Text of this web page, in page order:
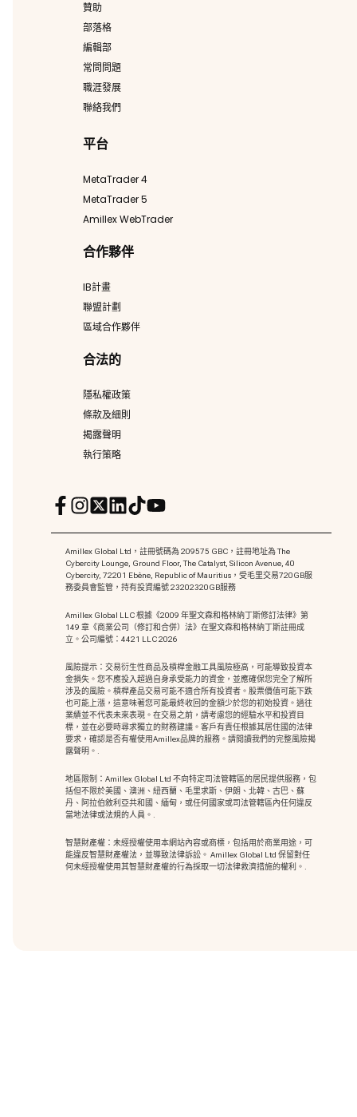
贊助
部落格
編輯部
常問問題
職涯發展
聯絡我們
平台
MetaTrader 4
MetaTrader 5
Amillex WebTrader
合作夥伴
IB計畫
聯盟計劃
區域合作夥伴
合法的
隱私權政策
條款及細則
揭露聲明
執行策略
Amillex Global Ltd，註冊號碼為 209575 GBC，註冊地址為 The
Cybercity Lounge, Ground Floor, The Catalyst, Silicon Avenue, 40
Cybercity, 72201 Ebène, Republic of Mauritius，受毛里交易720GB服
務委員會監管，持有投資編號 23202320GB服務
Amillex Global LLC 根據《2009 年聖文森和格林納丁斯修訂法律》第
149 章《商業公司（修訂和合併）法》在聖文森和格林納丁斯註冊成
立。公司編號：4421 LLC 2026
風險提示：交易衍生性商品及槓桿金融工具風險極高，可能導致投資本
金損失。您不應投入超過自身承受能力的資金，並應確保您完全了解所
涉及的風險。槓桿產品交易可能不適合所有投資者。股票價值可能下跌
也可能上漲，這意味著您可能最終收回的金額少於您的初始投資。過往
業績並不代表未來表現。在交易之前，請考慮您的經驗水平和投資目
標，並在必要時尋求獨立的財務建議。客戶有責任根據其居住國的法律
要求，確認是否有權使用Amillex品牌的服務。請閱讀我們的完整風險揭
露聲明。.
地區限制：Amillex Global Ltd 不向特定司法管轄區的居民提供服務，包
括但不限於美國、澳洲、紐西蘭、毛里求斯、伊朗、北韓、古巴、蘇
丹、阿拉伯敘利亞共和國、緬甸，或任何國家或司法管轄區內任何違反
當地法律或法規的人員。.
智慧財產權：未經授權使用本網站內容或商標，包括用於商業用途，可
能違反智慧財產權法，並導致法律訴訟。 Amillex Global Ltd 保留對任
何未經授權使用其智慧財產權的行為採取一切法律救濟措施的權利。.